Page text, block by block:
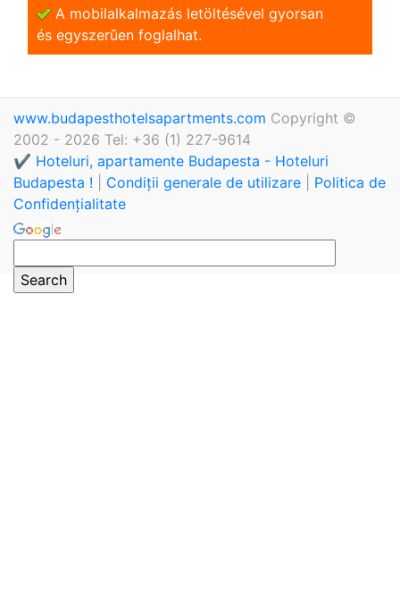
A mobilalkalmazás letöltésével gyorsan
és egyszerũen foglalhat.
www.budapesthotelsapartments.com Copyright ©
2002 - 2026 Tel: +36 (1) 227-9614
✔️ Hoteluri, apartamente Budapesta - Hoteluri
Budapesta !
Condiții generale de utilizare
Politica de
Confidențialitate